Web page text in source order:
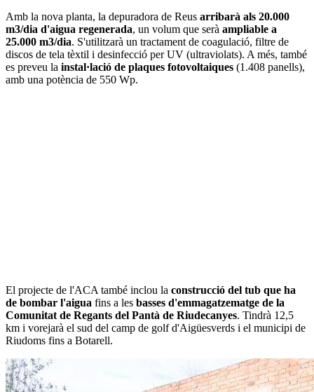
Amb la nova planta, la depuradora de Reus arribarà als 20.000
m3/dia d'aigua regenerada, un volum que serà ampliable a
25.000 m3/dia. S'utilitzarà un tractament de coagulació, filtre de
discos de tela tèxtil i desinfecció per UV (ultraviolats). A més, també
es preveu la instal·lació de plaques fotovoltaiques (1.408 panells),
amb una potència de 550 Wp.
El projecte de l'ACA també inclou la construcció del tub que ha
de bombar l'aigua fins a les basses d'emmagatzematge de la
Comunitat de Regants del Pantà de Riudecanyes. Tindrà 12,5
km i vorejarà el sud del camp de golf d'Aigüesverds i el municipi de
Riudoms fins a Botarell.